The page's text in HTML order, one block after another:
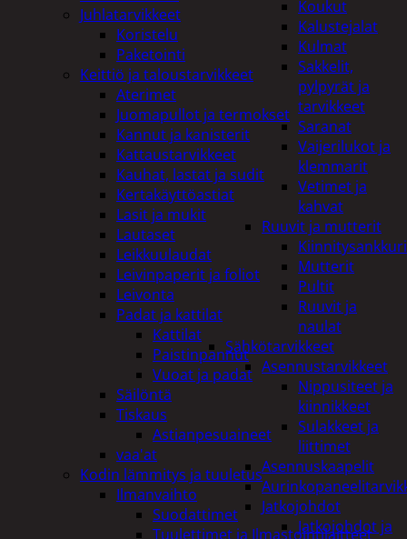
Koukut
Kalustejalat
Kulmat
Sakkelit,
pylpyrät ja
tarvikkeet
Saranat
Vaijerilukot ja
klemmarit
Vetimet ja
kahvat
Ruuvit ja mutterit
Mutterit
Pultit
Ruuvit ja
naulat
Sähkötarvikkeet
Asennustarvikkeet
Nippusiteet ja
kiinnikkeet
Sulakkeet ja
liittimet
Asennuskaapelit
Jatkojohdot
Jatkojohdot ja
Juhlatarvikkeet
Koristelu
Paketointi
Keittiö ja taloustarvikkeet
Aterimet
Juomapullot ja termokset
Kannut ja kanisterit
Kattaustarvikkeet
Kauhat, lastat ja sudit
Kertakäyttöastiat
Lasit ja mukit
Lautaset
Leikkuulaudat
Leivinpaperit ja foliot
Leivonta
Padat ja kattilat
Kattilat
Paistinpannut
Vuoat ja padat
Säilöntä
Tiskaus
Astianpesuaineet
vaa'at
Kodin lämmitys ja tuuletus
Ilmanvaihto
Suodattimet
Tuulettimet ja Ilmastointilaitteet